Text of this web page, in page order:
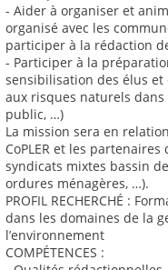
- Aider à organiser et
organisé avec les
participer à la rédaction
- Participer à la
sensibilisation des élus
aux risques naturels dans
public, …)
La mission sera en
CoPLER et les partenaires
syndicats mixtes bassin
ordures ménagères, …).
PROFIL RECHERCHÉ :
dans les domaines de la
l’environnement
COMPÉTENCES :